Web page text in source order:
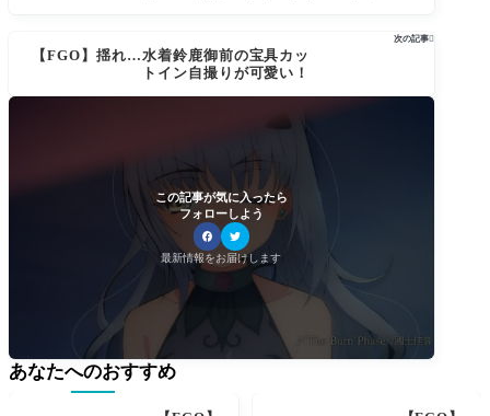
次の記事
【FGO】揺れ…水着鈴鹿御前の宝具カッ
トイン自撮りが可愛い！
この記事が気に入ったら
フォローしよう
最新情報をお届けします
あなたへのおすすめ